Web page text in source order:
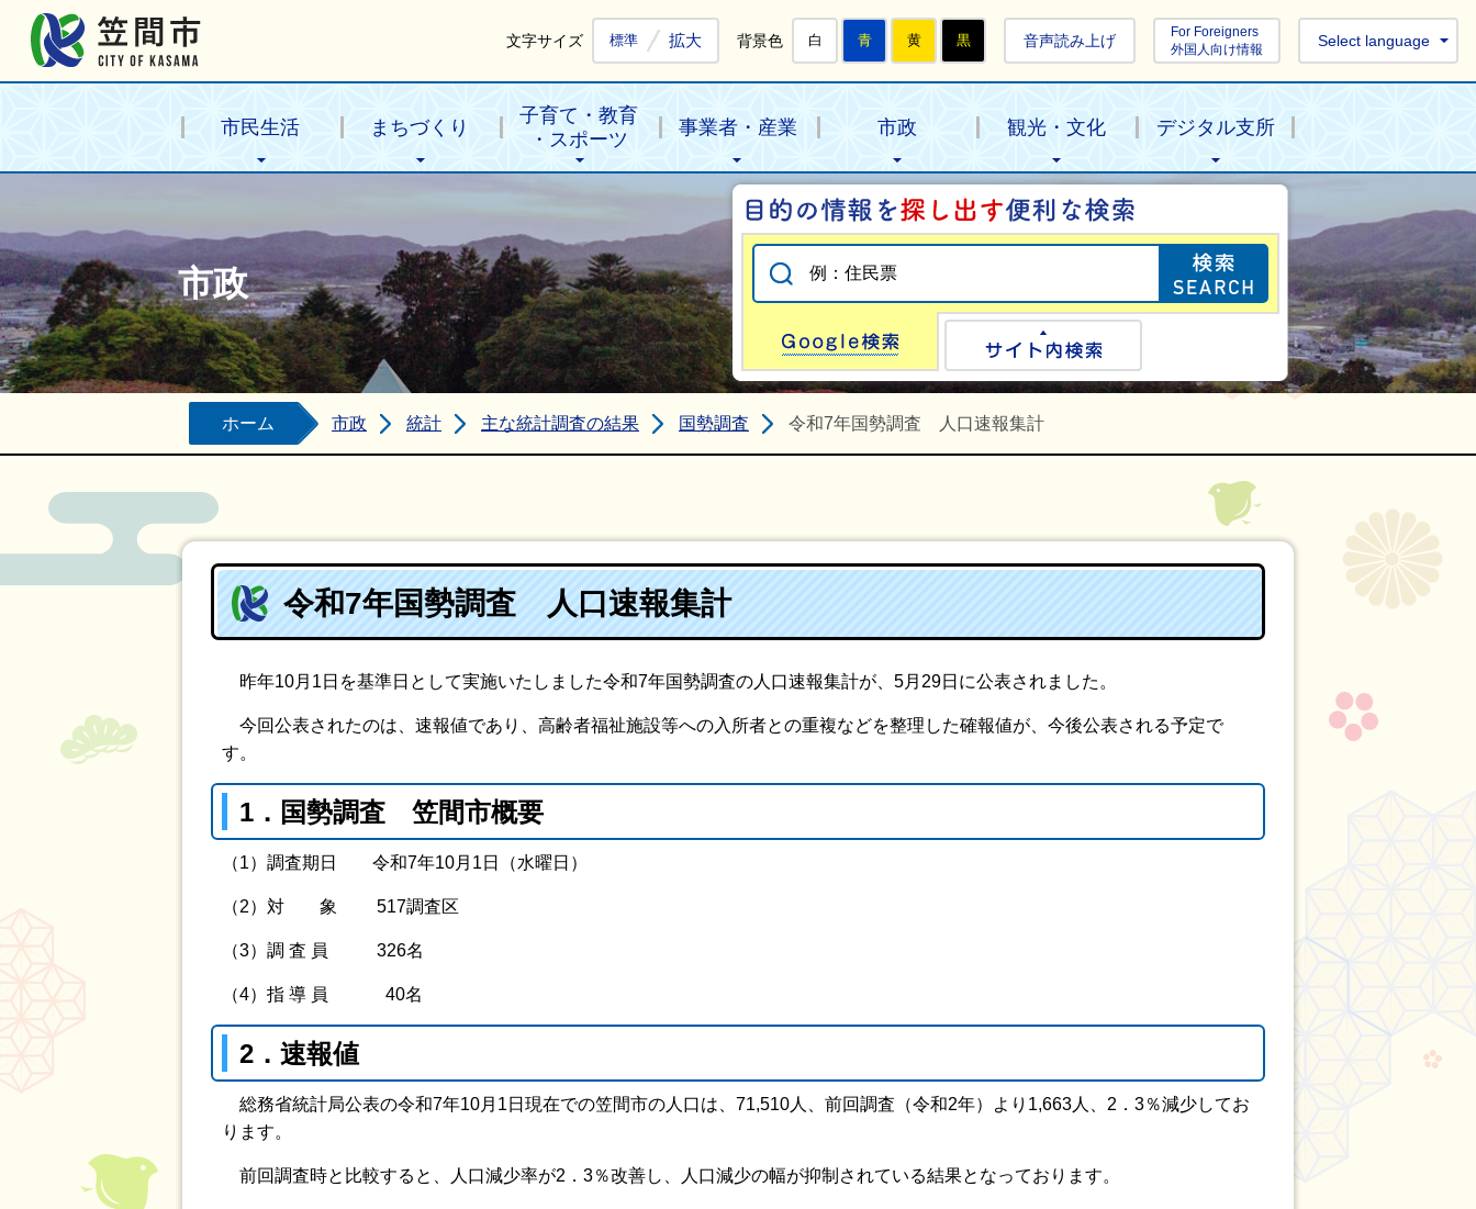
文字サイズ 標準 拡大 背景色 白 青 黄 黒 音声読み上げ
For Foreigners
外国人向け情報
Select language
市民生活 まちづくり
子育て・教育
・スポーツ
事業者・産業 市政 観光・文化 デジタル支所
市政
目的の情報を探
Google検索
ホーム 市政 統計 主な統計調査の結果 国勢調査 令和7年国勢調査 人口速報集計
令和7年国勢調査 人口速報集計
昨年10月1日を基準日として実施いたしました令和7年国勢調査の人口速報集計が、5月29日に公表されました。
今回公表されたのは、速報値であり、高齢者福祉施設等への入所者との重複などを整理した確報値が、今後公表される予定で
す。
1． 国勢調査 笠間市概要
（1）調査期日 令和7年10月1日（水曜日）
（2）対 象 517調査区
（3）調 査 員 326名
（4）指 導 員 40名
2．速報値
総務省統計局公表の令和7年10月1日現在での笠間市の人口は、71,510人、前回調査（令和2年）より1,663人、2．3％減少してお
ります。
前回調査時と比較すると、人口減少率が2．3％改善し、人口減少の幅が抑制されている結果となっております。